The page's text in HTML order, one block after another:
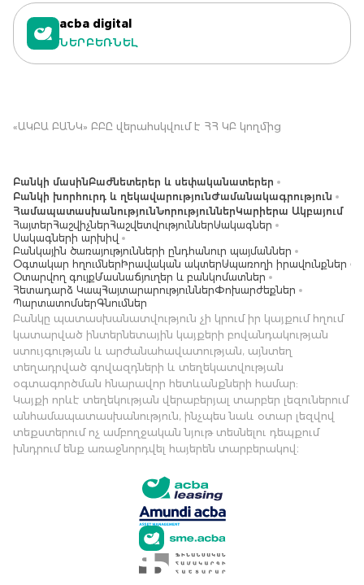
acba digital
ՆԵՐԲԵՌՆԵԼ
«ԱԿԲԱ ԲԱՆԿ» ԲԲԸ վերահսկվում է ՀՀ ԿԲ կողմից
Բանկի մասինԲաժնետերեր և սեփականատերեր
Բանկի խորհուրդ և ղեկավարությունԺամանակագրություն
ՀամապատասխանությունՆորություններԿարիերա Ակբայում
ՀայտերՀաշվիչներՀաշվետվություններՍակագներ
Սակագների արխիվ
Բանկային ծառայությունների ընդհանուր պայմաններ
Օգտակար հղումներ Իրավական ակտերՍպառողի իրավունքներ
Օտարվող գույքՄասնաճյուղեր և բանկոմատներ
Հետադարձ ԿապՀայտարարություններՓոխարժեքներ
ՊարտատոմսերԳնումներ
Բանկը պատասխանատվություն չի կրում իր կայքում հղում
կատարված ինտերնետային կայքերի բովանդակության
ստույգության և արժանահավատության, այնտեղ
տեղադրված գովազդների և տեղեկատվության
օգտագործման հնարավոր հետևանքների համար:
Կայքի որևէ տեղեկության վերաբերյալ տարբեր լեզուներում
անհամապատասխանություն, ինչպես նաև օտար լեզվով
տեքստերում ոչ ամբողջական նյութ տեսնելու դեպքում
խնդրում ենք առաջնորդվել հայերեն տարբերակով։